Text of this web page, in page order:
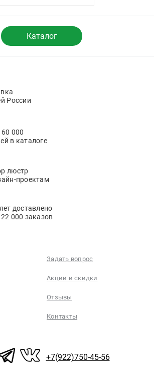
Каталог
России
000
в каталоге
люстр
проектам
доставлено
000 заказов
Задать вопрос
Акции и скидки
Отзывы
Контакты
+7(922)750-45-56